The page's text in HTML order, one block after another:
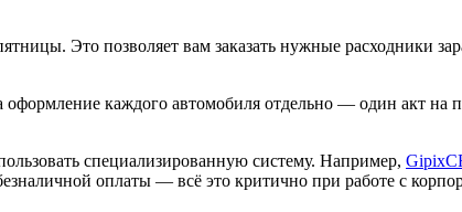
Это позволяет вам заказать нужные расходники
каждого автомобиля отдельно — один акт на
специализированную систему. Например,
оплаты — всё это критично при работе с